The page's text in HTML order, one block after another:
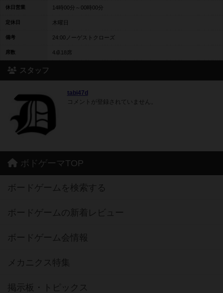
休日営業 14時00分～00時00分
定休日 木曜日
備考 24:00ノーゲストクローズ
席数 4卓18席
スタッフ
tabi47d
コメントが登録されていません。
ボドゲーマTOP
ボードゲームを検索する
ボードゲームの新着レビュー
ボードゲーム会情報
メカニクス特集
掲示板・トピックス